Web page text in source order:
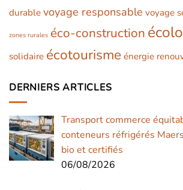
durable voyage responsable voyage
zones rurales éco-construction
solidaire écotourisme énergie
DERNIERS ARTICLES
Transport commerce
conteneurs réfrigérés
bio et certifiés
06/08/2026